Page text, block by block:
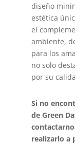
diseño
estética
el
ambiente,
para los
no solo
por su
Si no
de Green
realizarlo a